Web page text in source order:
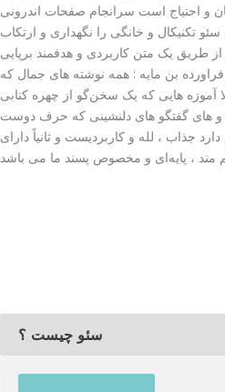
و احتیاج است سرانجام صفحات اندرونی
سئو تکنیکال و خانگی را نگهداری و ارتکاب
توجه به اینکه بک لینک گزاره از طریق یک متن کاربردی و هدفمند برپایی
فراورده بن مایه : همه نوشته های جمال که
آموزه هایی که یک سخن‌گو از چهره کتابی
و های گفتگو های دلنشینی که حرف دوست
جذاب ، لله و کاربردیست و ثانیاً دارای
سئو چیست ؟